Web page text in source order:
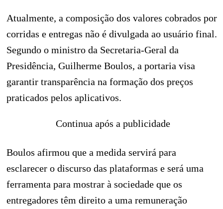
Atualmente, a composição dos valores cobrados por
corridas e entregas não é divulgada ao usuário final.
Segundo o ministro da Secretaria-Geral da
Presidência, Guilherme Boulos, a portaria visa
garantir transparência na formação dos preços
praticados pelos aplicativos.
Continua após a publicidade
Boulos afirmou que a medida servirá para
esclarecer o discurso das plataformas e será uma
ferramenta para mostrar à sociedade que os
entregadores têm direito a uma remuneração